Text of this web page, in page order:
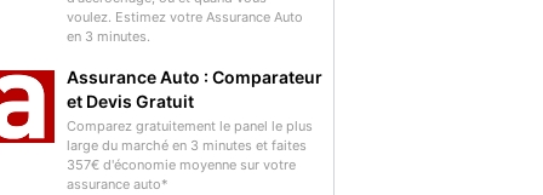
voulez. Estimez votre Assurance Auto
en 3 minutes.
Assurance Auto : Comparateur
et Devis Gratuit
Comparez gratuitement le panel le plus
large du marché en 3 minutes et faites
357€ d'économie moyenne sur votre
assurance auto*